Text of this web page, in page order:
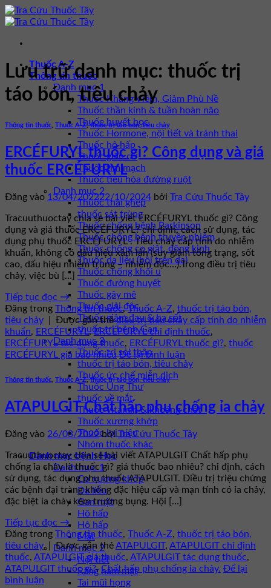
Bỏ
qua
dung
Thuốc A-Z
Thông tin thuốc
Danh mục 1
Thuốc Kháng Viêm, Giảm Phù Nề
Thuốc thần kinh & tuần hoàn não
Thuốc huyết học
Thuốc Hormone, nội tiết và tránh thai
Thuốc hô hấp
Thuốc giãn cơ
Thuốc tim mạch
Thuốc tiêu hóa đường ruột
Danh mục 2
Thuốc thải ghép
thuốc sát trùng
Thuốc chống bệnh Parkinson
Thuốc chống bệnh truyền nhiễm
Thuốc chống co giật, động kinh
Thuốc da liễu (bôi trên da)
Thuốc chống khối u
Thuốc đường huyết
Thuốc gây mê
Thuốc giải độc
Thuốc giảm đau & hạ sốt
thuốc trị bệnh Gan
Danh mục 3
Thuốc trị sỏi thận
thuốc trị táo bón, tiêu chảy
Thuốc ức chế miễn dịch
Thuốc Ung Thư
thuốc về mắt
Thuốc vitamin & khoáng chất
Thuốc xương khớp
Thuốc lợi niệu
Nhóm thuốc khác
Danh mục bệnh Học
Danh mục 1
Cơ xương khớp
Da liễu
Gan mật
Hô hấp
Hô hấp
Mắt
Danh mục 2
Nội tiết
Răng hàm mặt
Tai mũi họng
Lưu trữ danh mục: thuốc trị
táo bón, tiêu chảy
Thông tin thuốc, Thuốc A-Z,thuốc trị táo bón, tiêu chảy
ERCÉFURYL thuốc gì? Công dụng và giá
thuốc ERCÉFURYL
Đăng vào 13/04/202222/10/2024 bởi Tra Cứu Thuốc Tây
Tracuuthuoctay chia sẻ bài viết ERCÉFURYL thuốc gì? Công
dụng và giá thuốc ERCÉFURYL? chỉ định, cách sử dụng, tác
dụng phụ thuốc ERCÉFURYL . Tiêu chảy cấp tính do nhiễm
khuẩn, không có dấu hiệu xâm lấn (suy giảm tổng trạng, sốt
cao, dấu hiệu nhiễm trùng – nhiễm độc…).Trong điều trị tiêu
chảy, việc bù […]
Tiếp tục đọc →
Đăng trong Thông tin thuốc,Thuốc A-Z, thuốc trị táo bón,
tiêu chảy
Được gắn thẻđiều trị tiêu chảy cấp tính do nhiễm
khuẩn, ERCÉFURYL,ERCÉFURYL chỉ định thuốc,
ERCÉFURYL tác dụng thuốc, ERCÉFURYL thuốc gì?, thuốc
ERCÉFURYL giá bao nhiêu Để lại bình luận
Thông tin thuốc, Thuốc A-Z,thuốc trị táo bón, tiêu chảy
ATAPULGIT Chất hấp phụ chống ỉa chảy
Đăng vào 26/03/2022 bởiTra Cứu Thuốc Tây
Tracuuthuoctay chia sẻ bài viết ATAPULGIT Chất hấp phụ
chống ỉa chảy là thuốc gì? giá thuốc bao nhiêu? chỉ định, cách
sử dụng, tác dụng phụ thuốc ATAPULGIT. Ðiều trị triệu chứng
các bệnh đại tràng không đặc hiệu cấp và mạn tính có ỉa chảy,
đặc biệt ỉa chảy kèm trướng bụng. Hội […]
Tiếp tục đọc →
Đăng trong Thông tin thuốc, Thuốc A-Z, thuốc trị táo bón,
tiêu chảy | Được gắn thẻATAPULGIT, ATAPULGIT chỉ định
thuốc, ATAPULGIT giá thuốc, ATAPULGIT tác dụng thuốc,
ATAPULGIT thuốc gì?, Chất hấp phụ chống ỉa chảy. Để lại
bình luận